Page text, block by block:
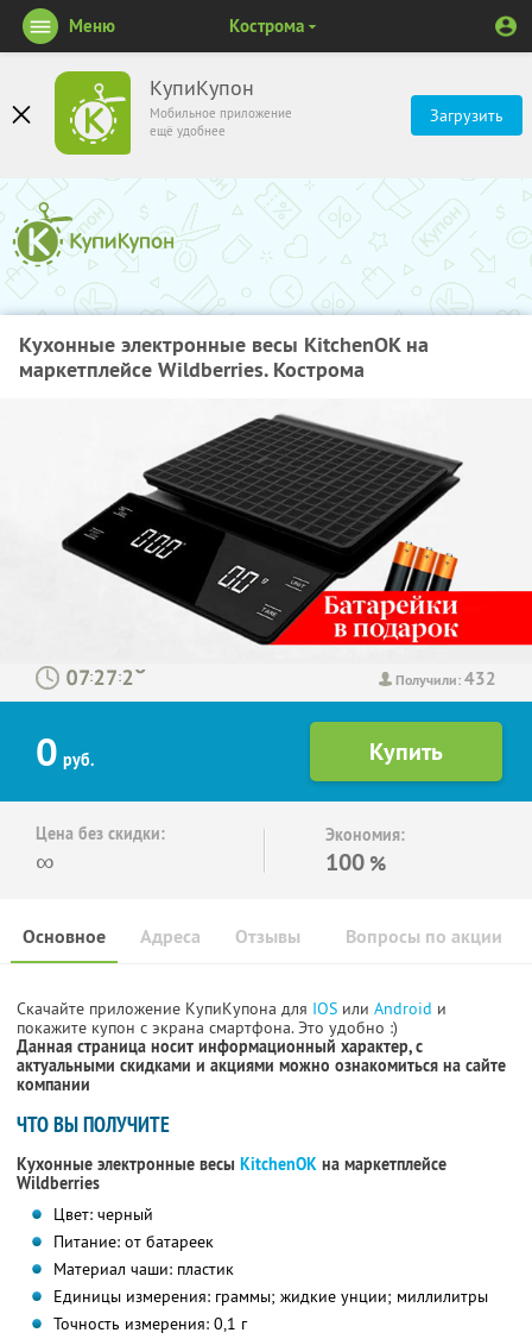
КупиКупон
Мобильное приложение
ещё удобнее
Загрузить
Меню Кострома
Кухонные электронные весы KitchenOK на
маркетплейсе Wildberries. Кострома
Получили:432
: :
0 руб.
Цена без скидки:
∞
Экономия:
100 %
Основное Отзывы Вопросы по акции
Адреса
Скачайте приложение КупиКупона для IOS или Android и
покажите купон с экрана смартфона. Это удобно :)
Данная страница носит информационный характер, с
актуальными скидками и акциями можно ознакомиться на сайте
компании
ЧТО ВЫ ПОЛУЧИТЕ
Кухонные электронные весы KitchenOK на маркетплейсе
Wildberries
Цвет: черный
Питание: от батареек
Материал чаши: пластик
Единицы измерения: граммы; жидкие унции; миллилитры
Точность измерения: 0,1 г